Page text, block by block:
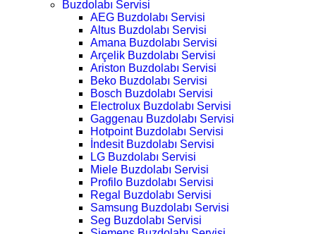
Buzdolabı Servisi
AEG Buzdolabı Servisi
Altus Buzdolabı Servisi
Amana Buzdolabı Servisi
Arçelik Buzdolabı Servisi
Ariston Buzdolabı Servisi
Beko Buzdolabı Servisi
Bosch Buzdolabı Servisi
Electrolux Buzdolabı Servisi
Gaggenau Buzdolabı Servisi
Hotpoint Buzdolabı Servisi
İndesit Buzdolabı Servisi
LG Buzdolabı Servisi
Miele Buzdolabı Servisi
Profilo Buzdolabı Servisi
Regal Buzdolabı Servisi
Samsung Buzdolabı Servisi
Seg Buzdolabı Servisi